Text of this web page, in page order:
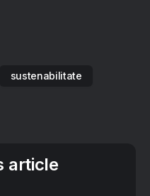
sustenabilitate
article